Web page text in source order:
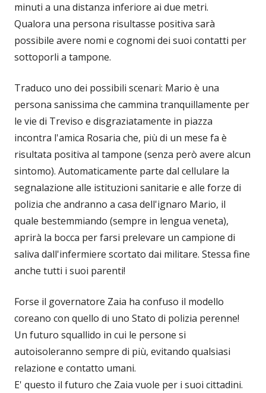
minuti a una distanza inferiore ai due metri.
Qualora una persona risultasse positiva sarà
possibile avere nomi e cognomi dei suoi contatti per
sottoporli a tampone.
Traduco uno dei possibili scenari: Mario è una
persona sanissima che cammina tranquillamente per
le vie di Treviso e disgraziatamente in piazza
incontra l'amica Rosaria che, più di un mese fa è
risultata positiva al tampone (senza però avere alcun
sintomo). Automaticamente parte dal cellulare la
segnalazione alle istituzioni sanitarie e alle forze di
polizia che andranno a casa dell'ignaro Mario, il
quale bestemmiando (sempre in lengua veneta),
aprirà la bocca per farsi prelevare un campione di
saliva dall'infermiere scortato dai militare. Stessa fine
anche tutti i suoi parenti!
Forse il governatore Zaia ha confuso il modello
coreano con quello di uno Stato di polizia perenne!
Un futuro squallido in cui le persone si
autoisoleranno sempre di più, evitando qualsiasi
relazione e contatto umani.
E' questo il futuro che Zaia vuole per i suoi cittadini.